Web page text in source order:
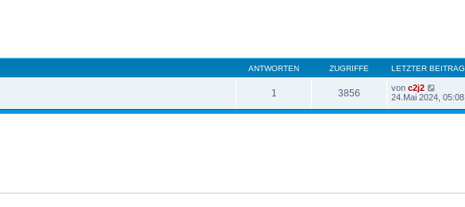
ANTWORTEN ZUGRIFFE LETZTER BEITRAG
1 3856 von c2j2
24.Mai 2024, 05:08